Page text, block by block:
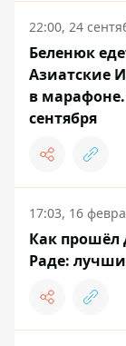
22:00, 24
Беленюк
Азиатские
в марафоне.
сентября
17:03, 16
Как прошёл
Раде: